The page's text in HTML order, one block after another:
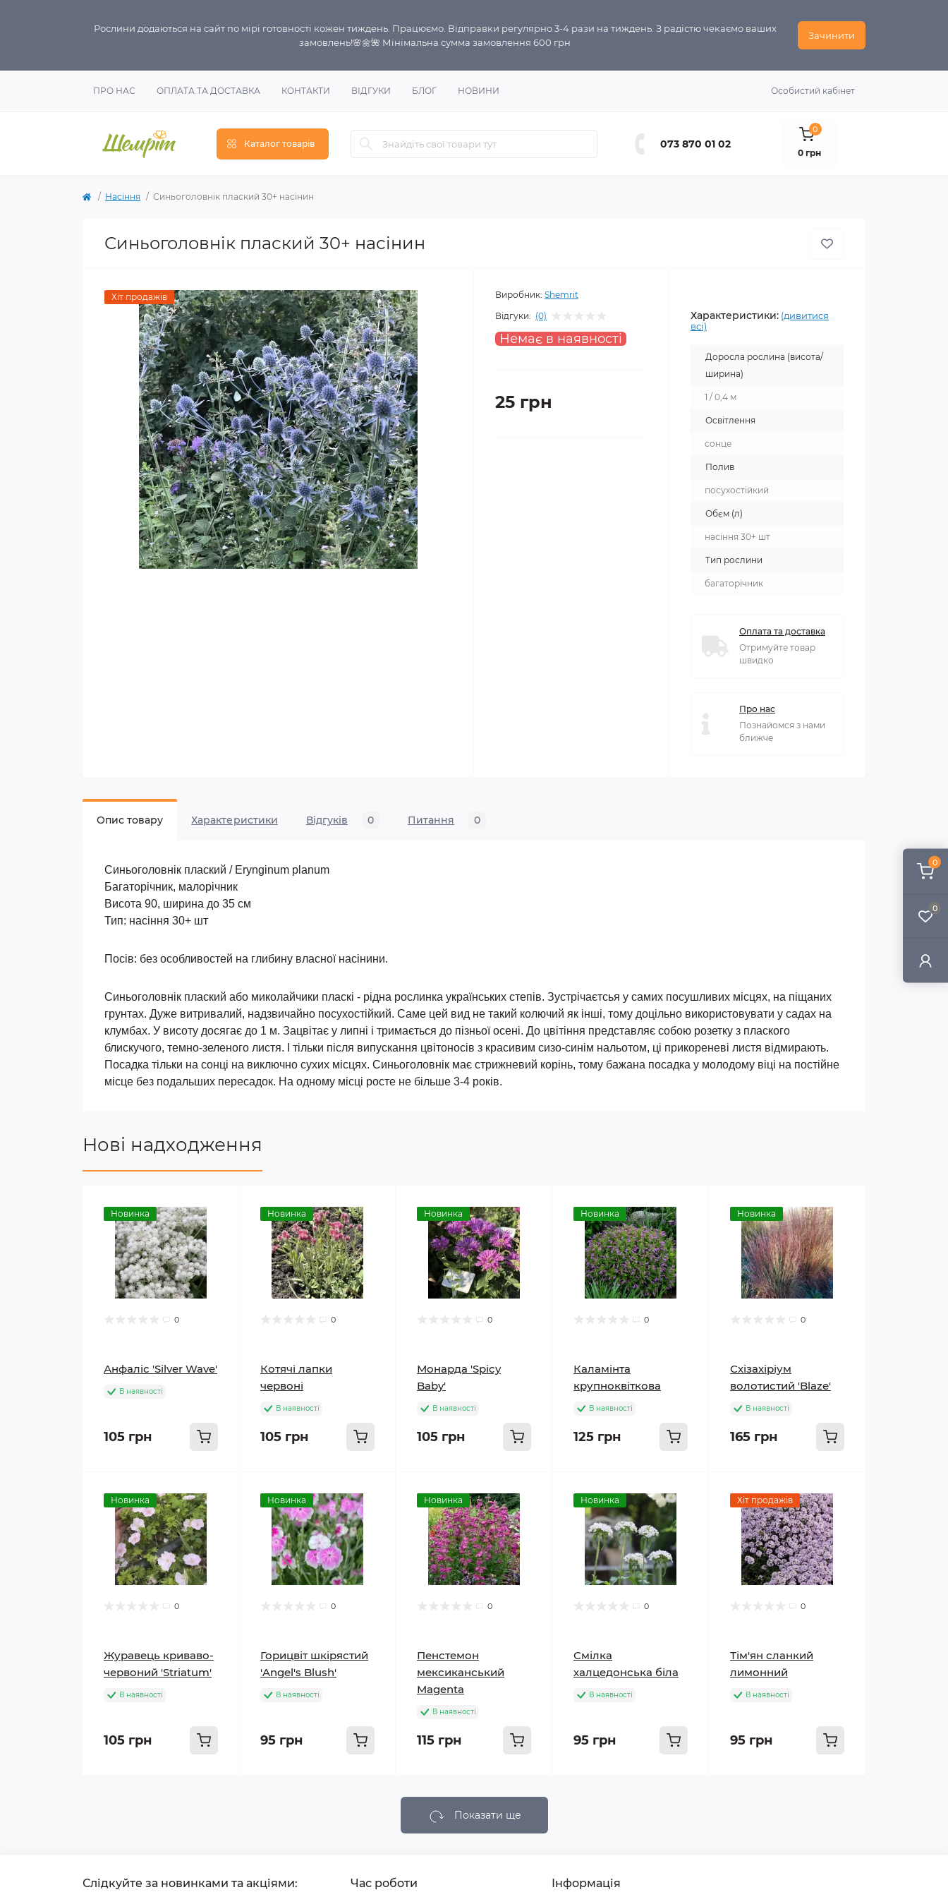
0
0
Рослини додаються на сайт по мірі готовності кожен тиждень. Працюємо. Відправки регулярно 3-4 рази на тиждень. З радістю чекаємо ваших
замовлень!🌸🌼🌺 Мінімальна сумма замовлення 600 грн
Зачинити
ПРО НАС ОПЛАТА ТА ДОСТАВКА КОНТАКТИ ВІДГУКИ БЛОГ НОВИНИ Особистий кабінет
Каталог товарів 073 870 01 02
0
0 грн
Насіння Синьоголовнік плаский 30+ насінин
Синьоголовнік плаский 30+ насінин
Хіт продажів Виробник: Shemrit
Відгуки: (0)
Немає в наявності
25 грн
Характеристики: (дивитися
всі)
Доросла рослина (висота/
ширина)
1 / 0,4 м
Освітлення
сонце
Полив
посухостійкий
Обєм (л)
насіння 30+ шт
Тип рослини
багаторічник
Оплата та доставка
Отримуйте товар
швидко
Про нас
Познайомся з нами
ближче
Опис товару Характеристики Відгуків 0 Питання 0
Синьоголовнік плаский / Erynginum planum
Багаторічник, малорічник
Висота 90, ширина до 35 см
Тип: насіння 30+ шт
Посів: без особливостей на глибину власної насінини.
Синьоголовнік плаский або миколайчики пласкі - рідна рослинка українських степів. Зустрічаєтсья у самих посушливих місцях, на піщаних
грунтах. Дуже витривалий, надзвичайно посухостійкий. Саме цей вид не такий колючий як інші, тому доцільно використовувати у садах на
клумбах. У висоту досягає до 1 м. Зацвітає у липні і тримається до пізньої осені. До цвітіння представляє собою розетку з плаского
блискучого, темно-зеленого листя. І тільки після випускання цвітоносів з красивим сизо-синім нальотом, ці прикореневі листя відмирають.
Посадка тільки на сонці на виключно сухих місцях. Синьоголовнік має стрижневий корінь, тому бажана посадка у молодому віці на постійне
місце без подальших пересадок. На одному місці росте не більше 3-4 років.
Нові надходження
Новинка
0
Анфаліс 'Silver Wave'
В наявності
105 грн
Новинка
0
Котячі лапки
червоні
В наявності
105 грн
Новинка
0
Монарда 'Spicy
Baby'
В наявності
105 грн
Новинка
0
Каламінта
крупноквіткова
В наявності
125 грн
Новинка
0
Схізахіріум
волотистий 'Blaze'
В наявності
165 грн
Новинка
0
Журавець криваво-
червоний 'Striatum'
В наявності
105 грн
Новинка
0
Горицвіт шкірястий
'Angel's Blush'
В наявності
95 грн
Новинка
0
Пенстемон
мексиканський
Magenta
В наявності
115 грн
Новинка
0
Смілка
халцедонська біла
В наявності
95 грн
Хіт продажів
0
Тім'ян сланкий
лимонний
В наявності
95 грн
Показати ще
Слідкуйте за новинками та акціями: Час роботи Інформація